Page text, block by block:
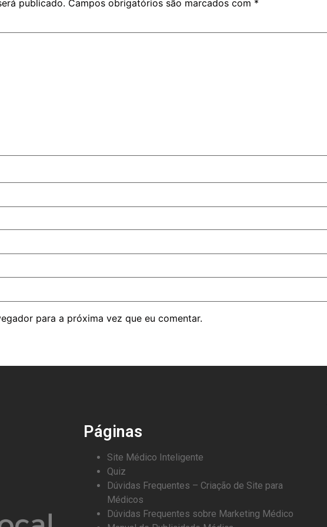
publicado. Campos obrigatórios são marcados com *
para a próxima vez que eu comentar.
Páginas
Site Médico Inteligente
Quiz
Dúvidas Frequentes – Criação de Site para
Médicos
Dúvidas Frequentes sobre Marketing Médico